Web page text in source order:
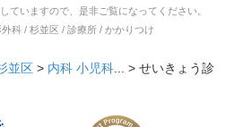
ていますので、是非ご覧になってください。
科 / 杉並区 / 診療所 / かかりつけ
並区 > 内科 小児科 ... > せいきょう診